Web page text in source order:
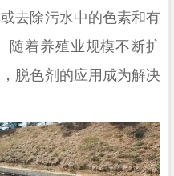
去除污水中的色素和有
随着养殖业规模不断扩
脱色剂的应用成为解决